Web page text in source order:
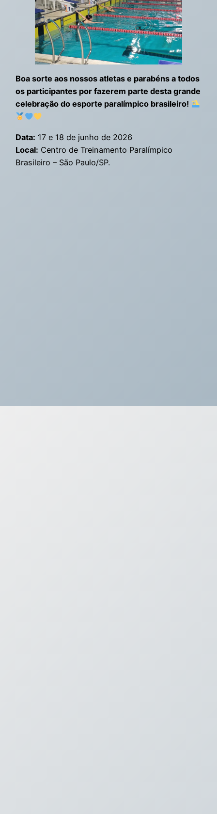
Boa sorte aos nossos atletas e parabéns a todos
os participantes por fazerem parte desta grande
celebração do esporte paralímpico brasileiro!
Data: 17 e 18 de junho de 2026
Local: Centro de Treinamento Paralímpico
Brasileiro – São Paulo/SP.